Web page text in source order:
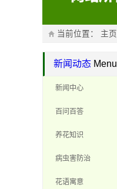
当前位置： 主页
新闻动态 Menu
新闻中心
百问百答
养花知识
病虫害防治
花语寓意